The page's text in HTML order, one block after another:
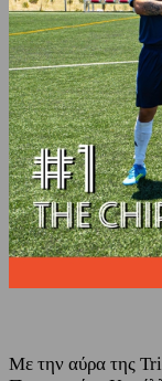
Με την αύρα της